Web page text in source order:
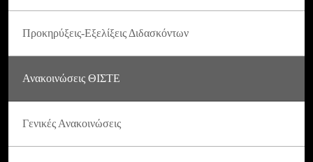
Προκηρύξεις-Εξελίξεις Διδασκόντων
Ανακοινώσεις ΘΙΣΤΕ
Γενικές Ανακοινώσεις